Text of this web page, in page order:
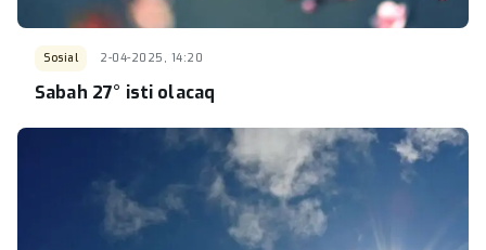
Sosial 2-04-2025, 14:20
Sabah 27° isti olacaq